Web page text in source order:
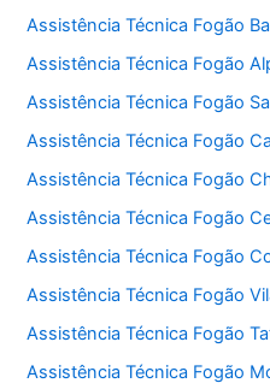
Assistência Técnica Fogão
Assistência Técnica Fogão
Assistência Técnica Fogão
Assistência Técnica Fogão
Assistência Técnica Fogão
Assistência Técnica Fogão
Assistência Técnica Fogão
Assistência Técnica Fogão
Assistência Técnica Fogão
Assistência Técnica Fogão